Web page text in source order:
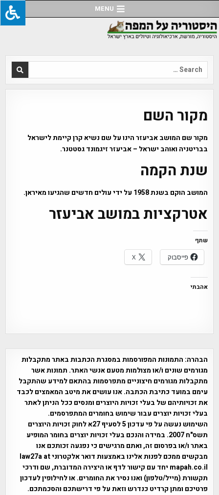
to
content
MENU
Search
for:
מקור השם
מקור שם המושב אביעזר הינו על שם נשיא קרן קיימת לישראל
בבריטניה ואוהב ישראל – אביעזר זיגמונד גסטטנר.
שנת הקמה
המושב הוקם בשנת 1958 על ידי עולים חדשים שהגיעו מאיראן.
אטרקציות במושב אביעזר
שתף
פייסבוק
X
אהבתי
הבהרה: התמונות המפורסמות במסגרת הכתבות באתר מתקבלות
מגורמים שונים ו/או מצולמות מטעם אנשי האתר. תמונות אשר
מתקבלות מגורמים חיצוניים מתפרסמות בהתאם למידע שהתקבל
עימם במועד כתיבת הכתבה. אנו עושים את מיטב המאמצים לכבד
את זכויותיהם של בעלי זכויות היוצרים ומנסים ככל הניתן לאתר
בעלי זכויות יוצרים עבור שימוש בחומרים המתפרסמים.
השימוש נעשה על פי עדכון 5 לסעיף 27א לחוק זכויות היוצרים
תשס"ח 2007. במידה והנכם בעלי זכויות יוצרים בחומר המופיע
באתר ו/או בפרסום זה, ואתם מרגישים כי נפגעה זכותכם אנו
מבקשים ממכם לפנות אלינו באמצעות דואר אלקטרוני law27a at
mapah.co.il יחד עם קישור לדף או היצירה המדוברת, שם ודרכי
תקשורת (מייל/טלפון) ואנו נסיר את החומרים. או לחילופין לעדכון
פרטיכם ומתן קרדיט כנדרש וזאת על פי דרישתכם והסכמתכם.